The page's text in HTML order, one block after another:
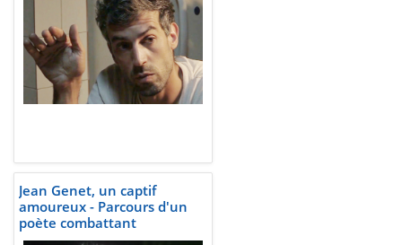
Jean Genet, un captif
amoureux - Parcours d'un
poète combattant